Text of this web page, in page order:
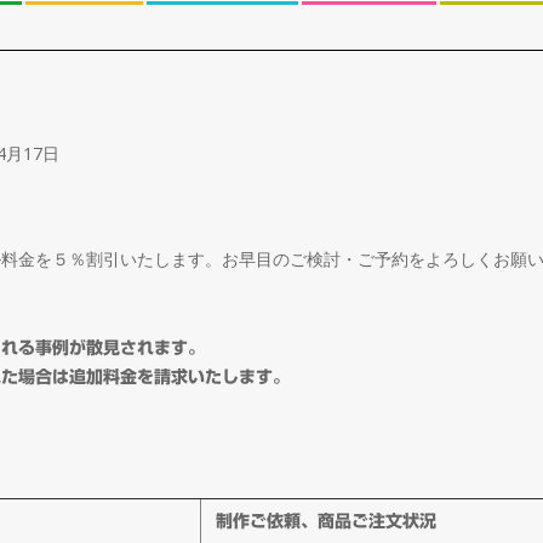
17日
を５％割引いたします。お早目のご検討・ご予約をよろしくお願い
る事例が散見されます。
場合は追加料金を請求いたします。
制作ご依頼、商品ご注文状況